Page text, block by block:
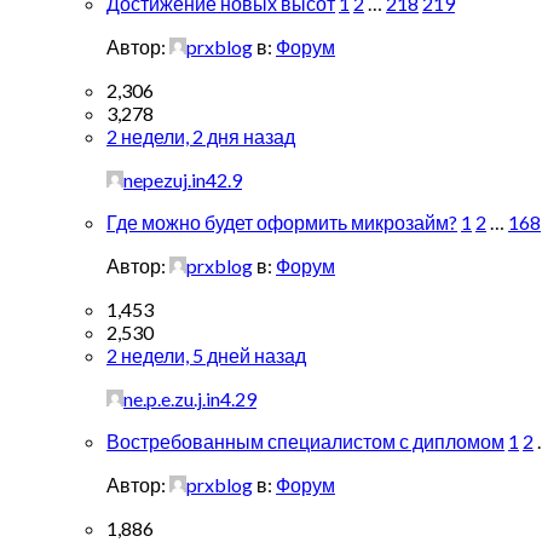
Автор:
prxblog в: Форум
2,306
3,278
2 недели, 2 дня назад
nepezuj.in42.9
Где можно будет оформить микрозайм? 1 2 … 168
Автор:
prxblog в: Форум
1,453
2,530
2 недели, 5 дней назад
ne.p.e.zu.j.in4.29
Востребованным специалистом с дипломом 1 2
Автор:
prxblog в: Форум
1,886